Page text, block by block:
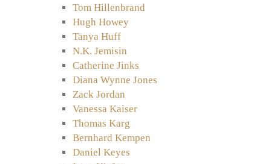
Tom Hillenbrand
Hugh Howey
Tanya Huff
N.K. Jemisin
Catherine Jinks
Diana Wynne Jones
Zack Jordan
Vanessa Kaiser
Thomas Karg
Bernhard Kempen
Daniel Keyes